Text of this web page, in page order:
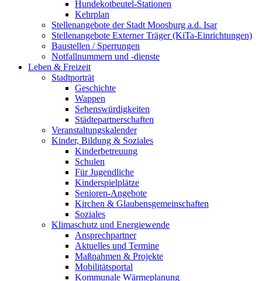
Hundekotbeutel-Stationen
Kehrplan
Stellenangebote der Stadt Moosburg a.d. Isar
Stellenangebote Externer Träger (KiTa-Einrichtungen)
Baustellen / Sperrungen
Notfallnummern und -dienste
Leben & Freizeit
Stadtporträt
Geschichte
Wappen
Sehenswürdigkeiten
Städtepartnerschaften
Veranstaltungskalender
Kinder, Bildung & Soziales
Kinderbetreuung
Schulen
Für Jugendliche
Kinderspielplätze
Senioren-Angebote
Kirchen & Glaubensgemeinschaften
Soziales
Klimaschutz und Energiewende
Ansprechpartner
Aktuelles und Termine
Maßnahmen & Projekte
Mobilitätsportal
Kommunale Wärmeplanung